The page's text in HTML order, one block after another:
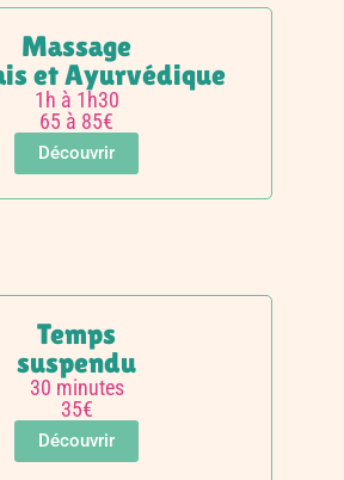
Massage
et Ayurvédique
1h à 1h30
65 à 85€
Découvrir
Temps
suspendu
30 minutes
35€
Découvrir